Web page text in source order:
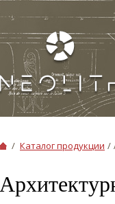
/ Каталог продукции /